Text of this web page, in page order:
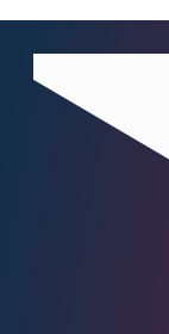
Email-Adresse*
Telefon